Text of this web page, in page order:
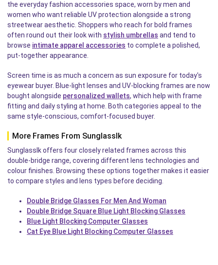
the everyday fashion accessories space, worn by men and
women who want reliable UV protection alongside a strong
streetwear aesthetic. Shoppers who reach for bold frames
often round out their look with stylish umbrellas and tend to
browse intimate apparel accessories to complete a polished,
put-together appearance.
Screen time is as much a concern as sun exposure for today's
eyewear buyer. Blue-light lenses and UV-blocking frames are now
bought alongside personalized wallets, which help with frame
fitting and daily styling at home. Both categories appeal to the
same style-conscious, comfort-focused buyer.
More Frames From Sunglasslk
Sunglasslk offers four closely related frames across this
double-bridge range, covering different lens technologies and
colour finishes. Browsing these options together makes it easier
to compare styles and lens types before deciding.
Double Bridge Glasses For Men And Woman
Double Bridge Square Blue Light Blocking Glasses
Blue Light Blocking Computer Glasses
Cat Eye Blue Light Blocking Computer Glasses